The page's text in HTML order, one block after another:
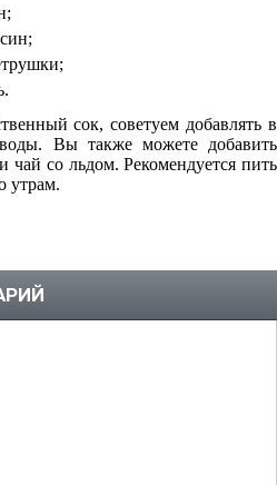
сок, советуем добавлять в
Вы также можете добавить
чай со льдом. Рекомендуется пить
утрам.